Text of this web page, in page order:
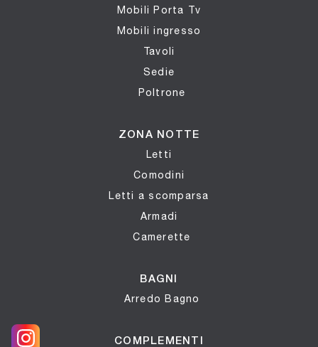
Mobili Porta Tv
Mobili ingresso
Tavoli
Sedie
Poltrone
ZONA NOTTE
Letti
Comodini
Letti a scomparsa
Armadi
Camerette
BAGNI
Arredo Bagno
COMPLEMENTI